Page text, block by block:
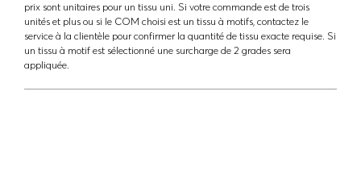
prix sont unitaires pour un tissu uni. Si votre commande est de trois
unités et plus ou si le COM choisi est un tissu à motifs, contactez le
service à la clientèle pour confirmer la quantité de tissu exacte requise. Si
un tissu à motif est sélectionné une surcharge de 2 grades sera
appliquée.